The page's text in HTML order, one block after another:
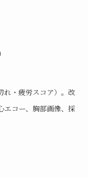
れ・疲労スコア）。改
エコー、胸部画像、採